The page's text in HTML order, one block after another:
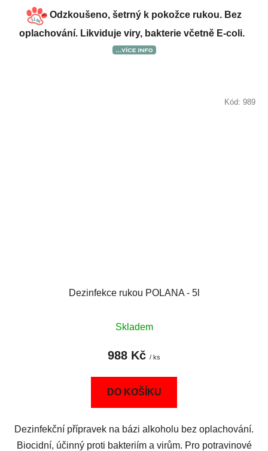
Odzkoušeno, šetrný k pokožce rukou. Bez
oplachování. Likviduje viry, bakterie včetně E-coli.
Dezinfekce rukou POLANA - 5l
Skladem
988 Kč / ks
DO KOŠÍKU
Dezinfekční přípravek na bázi alkoholu bez oplachování.
Biocidní, účinný proti bakteriím a virům. Pro potravinové
Kód: 989